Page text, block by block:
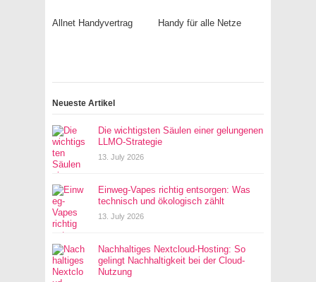
Allnet Handyvertrag Handy für alle Netze
Neueste Artikel
Die wichtigsten Säulen einer gelungenen
LLMO-Strategie
13. July 2026
Einweg-Vapes richtig entsorgen: Was
technisch und ökologisch zählt
13. July 2026
Nachhaltiges Nextcloud-Hosting: So
gelingt Nachhaltigkeit bei der Cloud-
Nutzung